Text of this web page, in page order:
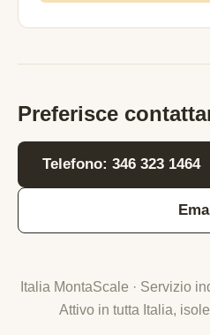
Preferisce
Telefono: 346 323 1464
Italia MontaScale · Servizio
Attivo in tutta Italia,